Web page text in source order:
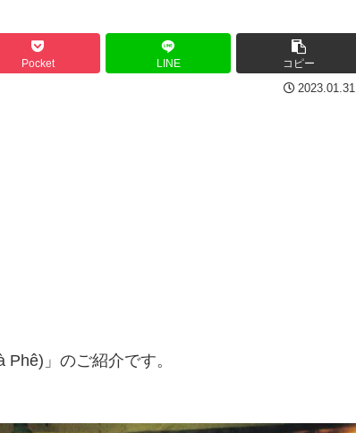
Pocket LINE コピー
2023.01.31
」のご紹介です。